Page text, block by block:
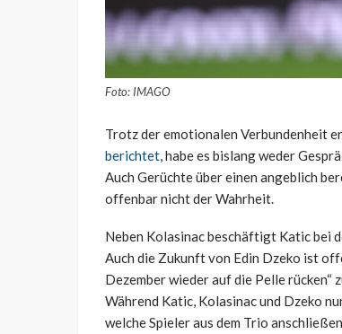
Foto: IMAGO
Trotz der emotionalen Verbundenheit
berichtet, habe es bislang weder
Auch Gerüchte über einen angeblich
offenbar nicht der Wahrheit.
Neben Kolasinac beschäftigt Katic bei
Auch die Zukunft von Edin Dzeko ist
Dezember wieder auf die Pelle rücken“
Während Katic, Kolasinac und Dzeko
welche Spieler aus dem Trio